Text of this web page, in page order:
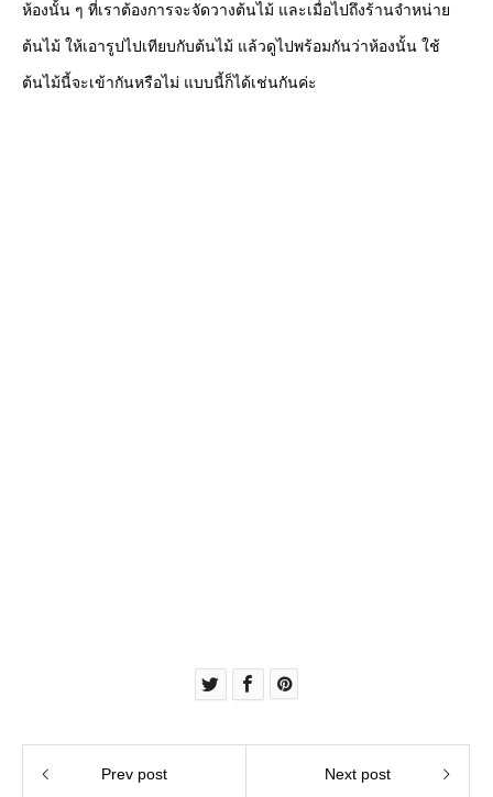
ห้องนั้น ๆ ที่เราต้องการจะจัดวางต้นไม้ และเมื่อไปถึงร้านจำหน่าย
ต้นไม้ ให้เอารูปไปเทียบกับต้นไม้ แล้วดูไปพร้อมกันว่าห้องนั้น ใช้
ต้นไม้นี้จะเข้ากันหรือไม่ แบบนี้ก็ได้เช่นกันค่ะ
Prev post Next post